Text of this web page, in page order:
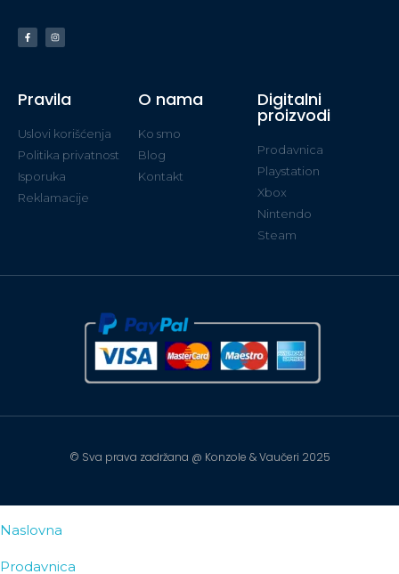
Pravila
Uslovi korišćenja
Politika privatnost
Isporuka
Reklamacije
O nama
Ko smo
Blog
Kontakt
Digitalni
proizvodi
Prodavnica
Playstation
Xbox
Nintendo
Steam
© Sva prava zadržana @ Konzole & Vaučeri 2025
Naslovna
Prodavnica